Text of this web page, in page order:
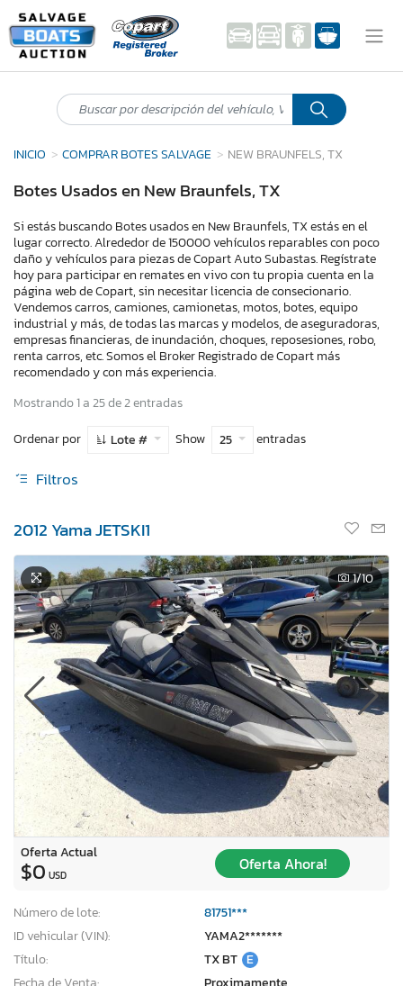
INICIO COMPRAR BOTES SALVAGE NEW BRAUNFELS, TX
Botes Usados en New Braunfels, TX
Si estás buscando Botes usados en New Braunfels, TX estás en el
lugar correcto. Alrededor de 150000 vehículos reparables con poco
daño y vehículos para piezas de Copart Auto Subastas. Regístrate
hoy para participar en remates en vivo con tu propia cuenta en la
página web de Copart, sin necesitar licencia de consecionario.
Vendemos carros, camiones, camionetas, motos, botes, equipo
industrial y más, de todas las marcas y modelos, de aseguradoras,
empresas financieras, de inundación, choques, reposesiones, robo,
renta carros, etc. Somos el Broker Registrado de Copart más
recomendado y con más experiencia.
Mostrando 1 a 25 de 2 entradas
Ordenar por
Lote # Show 25 entradas
Filtros
2012 Yama JETSKI1
1/10
Oferta Actual
$0 USD
Oferta Ahora!
Número de lote:
81751***
ID vehicular (VIN):
YAMA2*******
Título:
TX BT E